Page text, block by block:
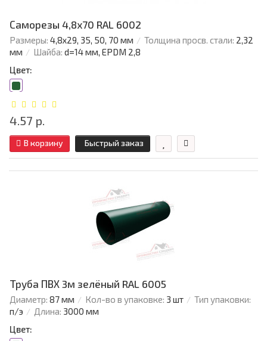
Саморезы 4,8х70 RAL 6002
Размеры: 4,8х29, 35, 50, 70 мм Толщина просв. стали: 2,32
мм
Шайба: d=14 мм, EPDM 2,8
Цвет:
4.57 р.
В корзину Быстрый заказ
Труба ПВХ 3м зелёный RAL 6005
Диаметр: 87 мм Кол-во в упаковке: 3 шт
Тип упаковки:
п/э
Длина: 3000 мм
Цвет: